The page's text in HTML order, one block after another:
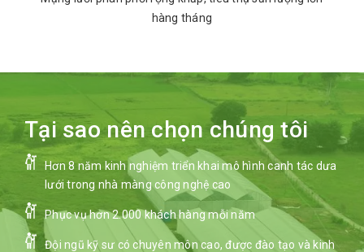
hàng tháng
Tại sao nên chọn chúng tôi
Hơn 8 năm kinh nghiệm triển khai mô hình canh tác dưa
lưới trong nhà màng công nghệ cao
Phục vụ hơn 2.000 khách hàng mỗi năm
Đội ngũ kỹ sư có chuyên môn cao, được đào tạo và kinh